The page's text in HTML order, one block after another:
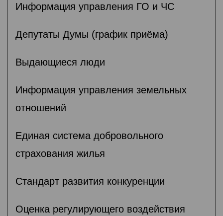
Информация управления ГО и ЧС
Депутаты Думы (график приёма)
Выдающиеся люди
Информация управления земельных
отношений
Единая система добровольного
страхования жилья
Стандарт развития конкуренции
Оценка регулирующего воздействия